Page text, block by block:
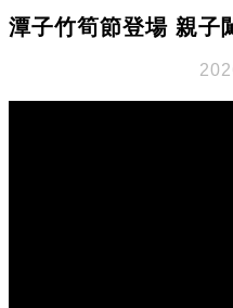
潭子竹筍節登場 親子